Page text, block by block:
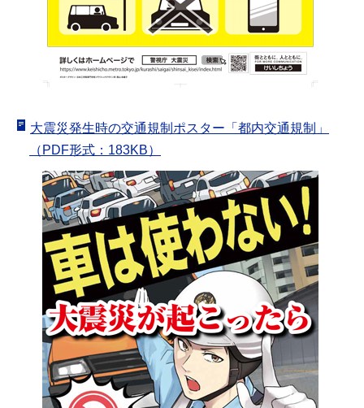
大震災発生時の交通規制ポスター「都内交通規制」
（PDF形式：183KB）